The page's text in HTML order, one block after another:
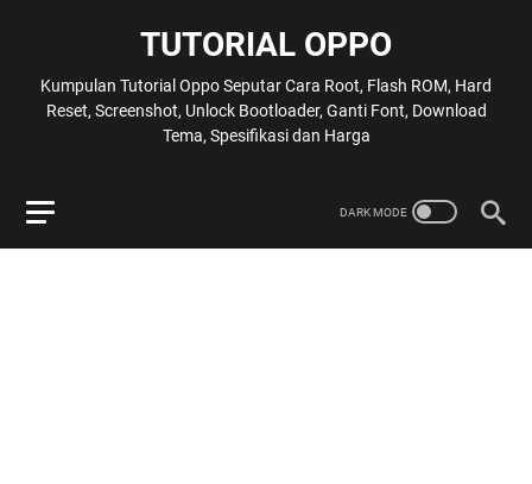
TUTORIAL OPPO
Kumpulan Tutorial Oppo Seputar Cara Root, Flash ROM, Hard
Reset, Screenshot, Unlock Bootloader, Ganti Font, Download
Tema, Spesifikasi dan Harga